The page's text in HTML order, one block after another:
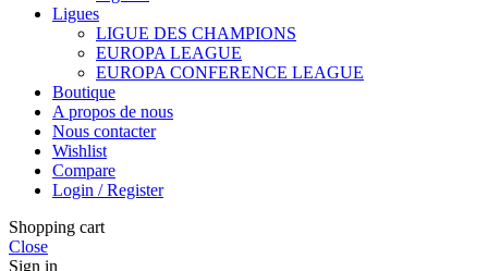
Ligues
LIGUE DES CHAMPIONS
EUROPA LEAGUE
EUROPA CONFERENCE LEAGUE
Boutique
A propos de nous
Nous contacter
Wishlist
Compare
Login / Register
Shopping cart
Close
Sign in